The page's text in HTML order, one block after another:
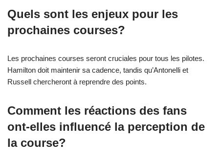
Quels sont les enjeux pour les
prochaines courses?
Les prochaines courses seront cruciales pour tous les pilotes.
Hamilton doit maintenir sa cadence, tandis qu’Antonelli et
Russell chercheront à reprendre des points.
Comment les réactions des fans
ont-elles influencé la perception de
la course?